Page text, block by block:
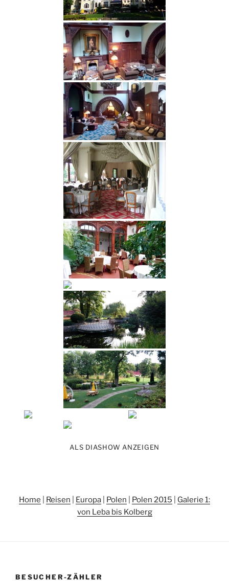
ALS DIASHOW ANZEIGEN
Home Reisen Europa Polen Polen 2015
Galerie 1:
von Leba bis Kolberg
BESUCHER-ZÄHLER